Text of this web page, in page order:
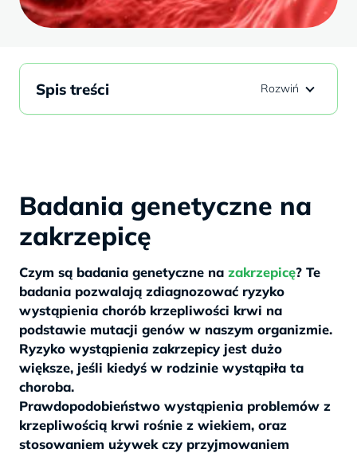
Badania genetyczne na
zakrzepicę
Czym są badania genetyczne na zakrzepicę? Te
badania pozwalają zdiagnozować ryzyko
wystąpienia chorób krzepliwości krwi na
podstawie mutacji genów w naszym organizmie.
Ryzyko wystąpienia zakrzepicy jest dużo
większe, jeśli kiedyś w rodzinie wystąpiła ta
choroba.
Prawdopodobieństwo wystąpienia problemów z
krzepliwością krwi rośnie z wiekiem, oraz
stosowaniem używek czy przyjmowaniem
Spis treści